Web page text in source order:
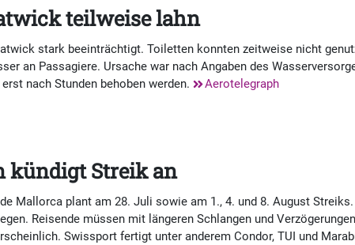
teilweise lahn
stark beeinträchtigt. Toiletten konnten zeitweise nicht
an Passagiere. Ursache war nach Angaben des
nach Stunden behoben werden.
Aerotelegraph
kündigt Streik an
Mallorca plant am 28. Juli sowie am 1., 4. und 8. August
Reisende müssen mit längeren Schlangen und
Swissport fertigt unter anderem Condor, TUI und